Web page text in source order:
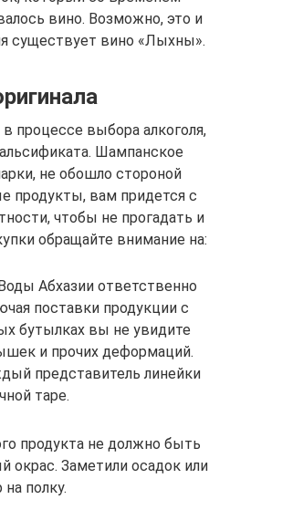
вино. Возможно, это и
существует вино «Лыхны».
процессе выбора алкоголя,
Шампанское
не обошло стороной
продукты, вам придется с
чтобы не прогадать и
обращайте внимание на:
Абхазии ответственно
поставки продукции с
бутылках вы не увидите
и прочих деформаций.
представитель линейки
таре.
продукта не должно быть
окрас. Заметили осадок или
полку.